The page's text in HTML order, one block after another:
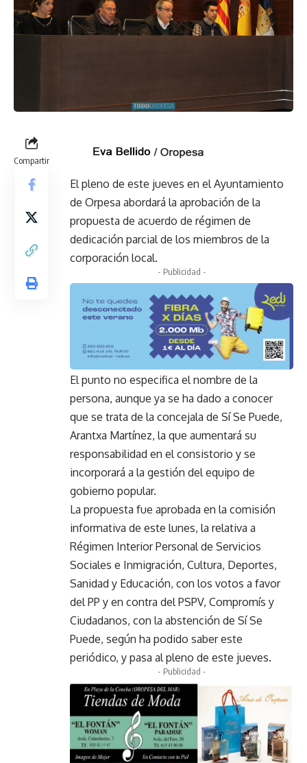
Compartir
El pleno de este jueves en el Ayuntamiento
de Orpesa abordará la aprobación de la
propuesta de acuerdo de régimen de
dedicación parcial de los miembros de la
corporación local.
- Publicidad -
El punto no especifica el nombre de la
persona, aunque ya se ha dado a conocer
que se trata de la concejala de Sí Se Puede,
Arantxa Martínez, la que aumentará su
responsabilidad en el consistorio y se
incorporará a la gestión del equipo de
gobierno popular.
La propuesta fue aprobada en la comisión
informativa de este lunes, la relativa a
Régimen Interior Personal de Servicios
Sociales e Inmigración, Cultura, Deportes,
Sanidad y Educación, con los votos a favor
del PP y en contra del PSPV, Compromís y
Ciudadanos, con la abstención de Sí Se
Puede, según ha podido saber este
periódico, y pasa al pleno de este jueves.
- Publicidad -